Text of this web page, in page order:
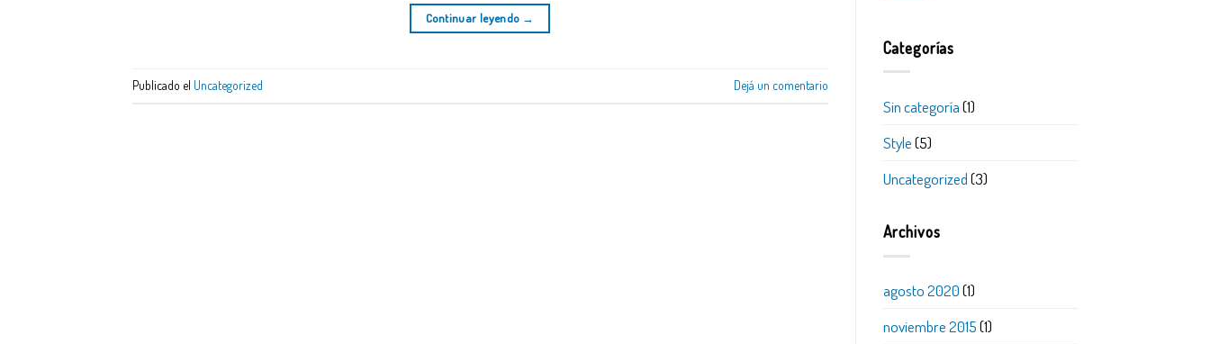
Continuar leyendo →
Publicado el Uncategorized Dejá un comentario
Categorías
Sin categoría(1)
Style(5)
Uncategorized(3)
Archivos
agosto 2020(1)
noviembre 2015(1)